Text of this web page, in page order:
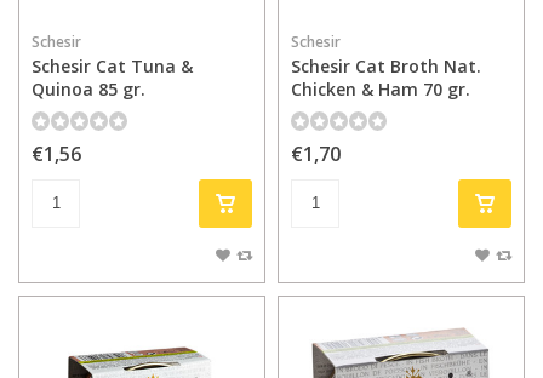
Schesir
Schesir Cat Tuna &
Quinoa 85 gr.
€1,56
Schesir
Schesir Cat Broth Nat.
Chicken & Ham 70 gr.
€1,70